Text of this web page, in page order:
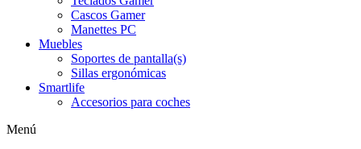
Cascos Gamer
Manettes PC
Muebles
Soportes de pantalla(s)
Sillas ergonómicas
Smartlife
Accesorios para coches
Menú